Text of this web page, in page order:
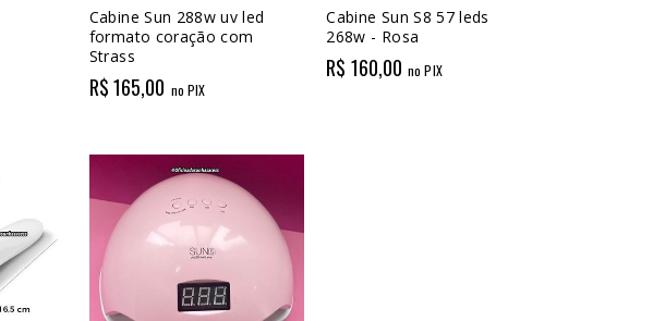
Cabine Sun 288w uv led
formato coração com
Strass
R$ 165,00 no PIX
Cabine Sun S8 57 leds
268w - Rosa
R$ 160,00 no PIX